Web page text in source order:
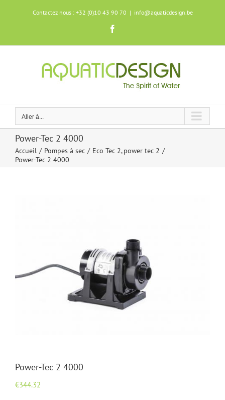
Contactez nous : +32 (0)10 43 90 70 | info@aquaticdesign.be
Aller à...
Power-Tec 2 4000
Accueil Pompes à sec Eco Tec 2 power tec 2
Power-Tec 2 4000
Power-Tec 2 4000
€344.32